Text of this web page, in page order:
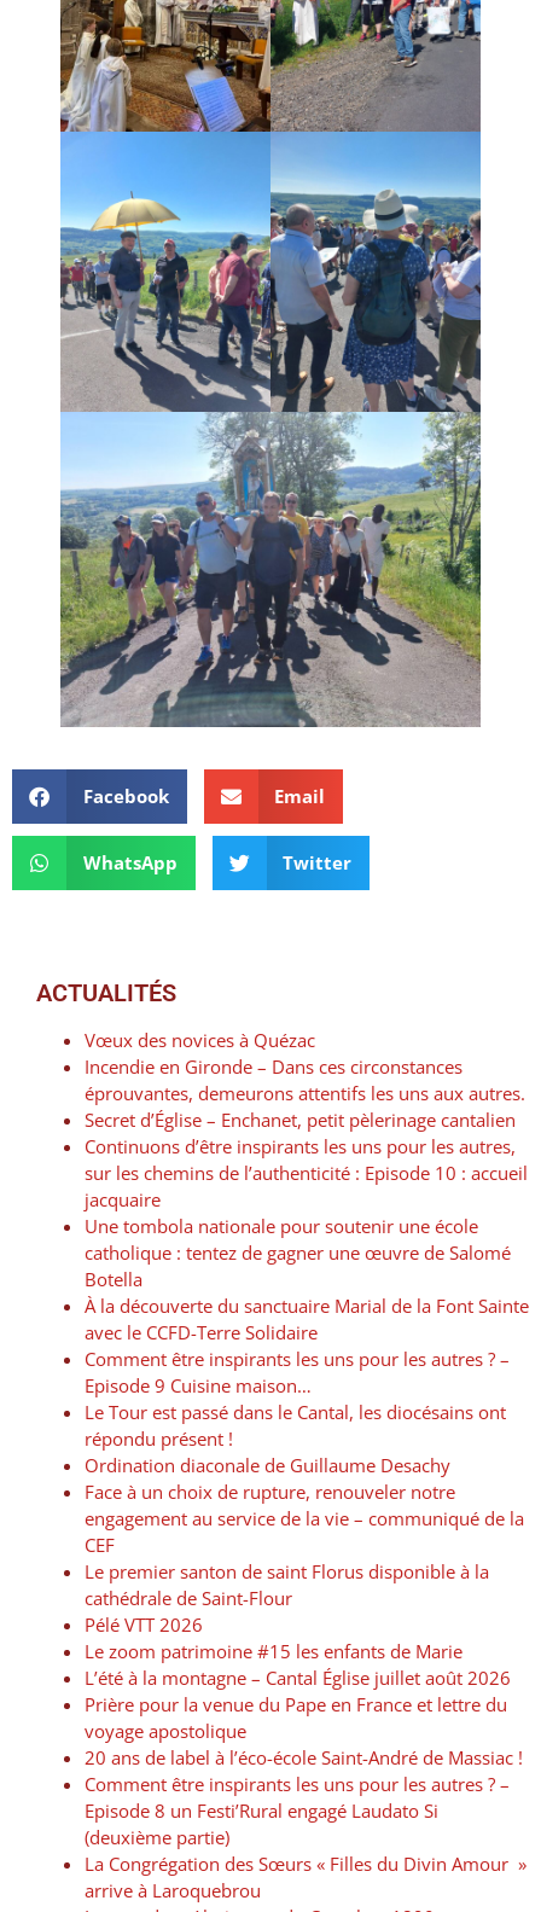
Facebook Email
WhatsApp Twitter
ACTUALITÉS
Vœux des novices à Quézac
Incendie en Gironde – Dans ces circonstances
éprouvantes, demeurons attentifs les uns aux autres.
Secret d’Église – Enchanet, petit pèlerinage cantalien
Continuons d’être inspirants les uns pour les autres,
sur les chemins de l’authenticité : Episode 10 : accueil
jacquaire
Une tombola nationale pour soutenir une école
catholique : tentez de gagner une œuvre de Salomé
Botella
À la découverte du sanctuaire Marial de la Font Sainte
avec le CCFD-Terre Solidaire
Comment être inspirants les uns pour les autres ? –
Episode 9 Cuisine maison…
Le Tour est passé dans le Cantal, les diocésains ont
répondu présent !
Ordination diaconale de Guillaume Desachy
Face à un choix de rupture, renouveler notre
engagement au service de la vie – communiqué de la
CEF
Le premier santon de saint Florus disponible à la
cathédrale de Saint-Flour
Pélé VTT 2026
Le zoom patrimoine #15 les enfants de Marie
L’été à la montagne – Cantal Église juillet août 2026
Prière pour la venue du Pape en France et lettre du
voyage apostolique
20 ans de label à l’éco-école Saint-André de Massiac !
Comment être inspirants les uns pour les autres ? –
Episode 8 un Festi’Rural engagé Laudato Si
(deuxième partie)
La Congrégation des Sœurs « Filles du Divin Amour »
arrive à Laroquebrou